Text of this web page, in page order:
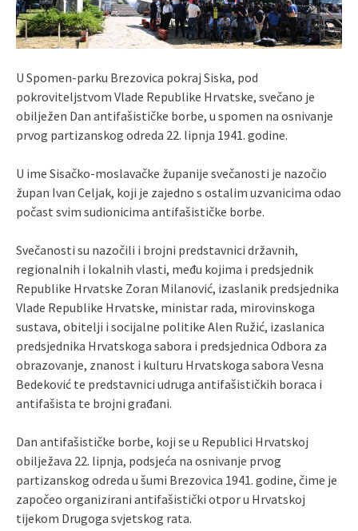
U Spomen-parku Brezovica pokraj Siska, pod
pokroviteljstvom Vlade Republike Hrvatske, svečano je
obilježen Dan antifašističke borbe, u spomen na osnivanje
prvog partizanskog odreda 22. lipnja 1941. godine.
U ime Sisačko-moslavačke županije svečanosti je nazočio
župan Ivan Celjak, koji je zajedno s ostalim uzvanicima odao
počast svim sudionicima antifašističke borbe.
Svečanosti su nazočili i brojni predstavnici državnih,
regionalnih i lokalnih vlasti, među kojima i predsjednik
Republike Hrvatske Zoran Milanović, izaslanik predsjednika
Vlade Republike Hrvatske, ministar rada, mirovinskoga
sustava, obitelji i socijalne politike Alen Ružić, izaslanica
predsjednika Hrvatskoga sabora i predsjednica Odbora za
obrazovanje, znanost i kulturu Hrvatskoga sabora Vesna
Bedeković te predstavnici udruga antifašističkih boraca i
antifašista te brojni građani.
Dan antifašističke borbe, koji se u Republici Hrvatskoj
obilježava 22. lipnja, podsjeća na osnivanje prvog
partizanskog odreda u šumi Brezovica 1941. godine, čime je
započeo organizirani antifašistički otpor u Hrvatskoj
tijekom Drugoga svjetskog rata.